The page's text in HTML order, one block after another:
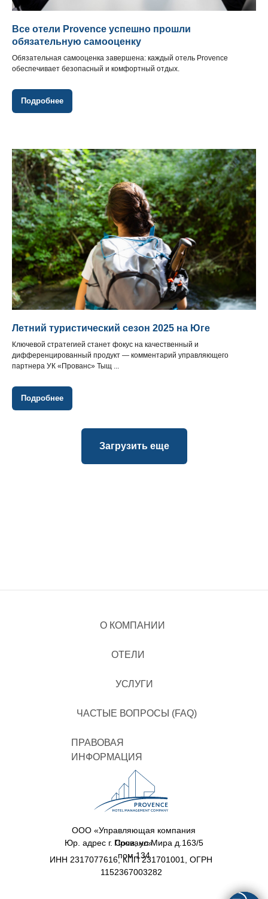
Все отели Provence успешно прошли
обязательную самооценку
Обязательная самооценка завершена: каждый отель Provence
обеспечивает безопасный и комфортный отдых.
Подробнее
Летний туристический сезон 2025 на Юге
Ключевой стратегией станет фокус на качественный и
дифференцированный продукт — комментарий управляющего
партнера УК «Прованс» Тыщ ...
Подробнее
Загрузить еще
ООО «Управляющая компания
Прованс»
О КОМПАНИИ
ОТЕЛИ
УСЛУГИ
ЧАСТЫЕ ВОПРОСЫ (FAQ)
ПРАВОВАЯ
ИНФОРМАЦИЯ
Юр. адрес г. Сочи, ул.Мира д.163/5
пом.134
ИНН 2317077616, КПП 231701001, ОГРН
1152367003282